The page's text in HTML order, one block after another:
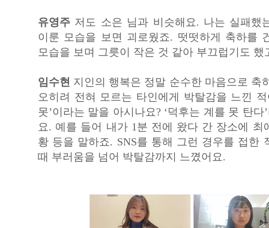
유영주 저도 소은 님과 비슷해요. 나는 실패했
이룬 모습을 보면 괴로웠죠. 떳떳하게 축하를
모습을 보며 그릇이 작은 것 같아 부끄럽기도 했
임수현 지인의 행복은 정말 순수한 마음으로 축
오히려 전혀 모르는 타인에게 박탈감을 느낀
못’이라는 말을 아시나요? ‘덕후는 계를 못 탄다
요. 예를 들어 내가 1분 전에 왔다 간 장소에 최
황 등을 말하죠. SNS를 통해 그런 경우를 접한
때 부러움을 넘어 박탈감까지 느꼈어요.